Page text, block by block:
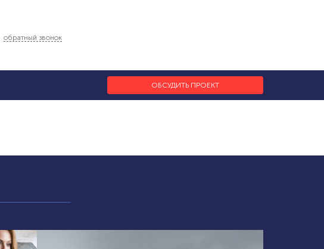
обратный звонок
ОБСУДИТЬ ПРОЕКТ